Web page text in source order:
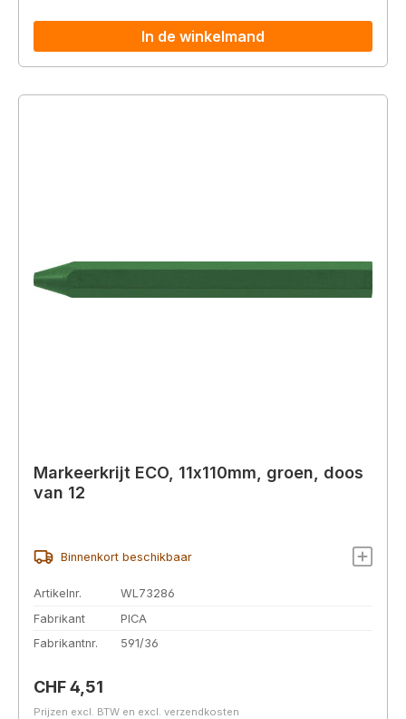
In de winkelmand
Markeerkrijt ECO, 11x110mm, groen, doos
van 12
Binnenkort beschikbaar
Artikelnr.
WL73286
Fabrikant
PICA
Fabrikantnr.
591/36
Normale prijs:
CHF 4,51
Prijzen excl. BTW en excl. verzendkosten